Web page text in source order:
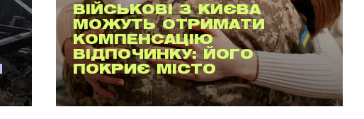
ВІЙСЬКОВІ З КИЄВА
МОЖУТЬ ОТРИМАТИ
КОМПЕНСАЦІЮ
ВІДПОЧИНКУ: ЙОГО
ПОКРИЄ МІСТО